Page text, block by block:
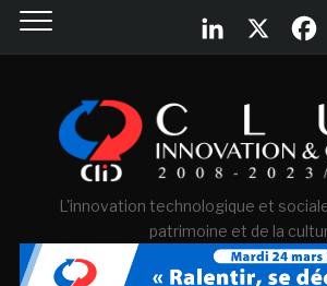
L'innovation technologique et
patrimoine et de la